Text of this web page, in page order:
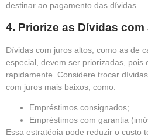
destinar ao pagamento das dívidas.
4. Priorize as Dívidas
Dívidas com juros altos, como as de
especial, devem ser priorizadas, pois
rapidamente. Considere trocar
com juros mais baixos, como:
Empréstimos consignados;
Empréstimos com garantia
Essa estratégia pode reduzir o custo